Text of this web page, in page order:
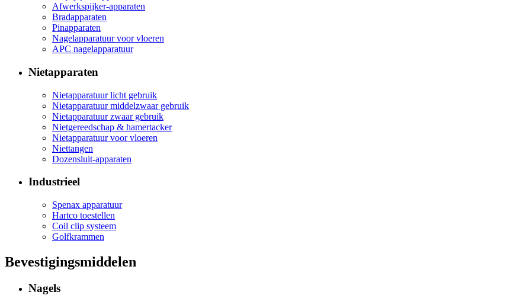
Afwerkspijker-apparaten
Bradapparaten
Pinapparaten
Nagelapparatuur voor vloeren
APC nagelapparatuur
Nietapparaten
Nietapparatuur licht gebruik
Nietapparatuur middelzwaar gebruik
Nietapparatuur zwaar gebruik
Nietgereedschap & hamertacker
Nietapparatuur voor vloeren
Niettangen
Dozensluit-apparaten
Industrieel
Spenax apparatuur
Hartco toestellen
Coil clip systeem
Golfkrammen
Bevestigingsmiddelen
Nagels